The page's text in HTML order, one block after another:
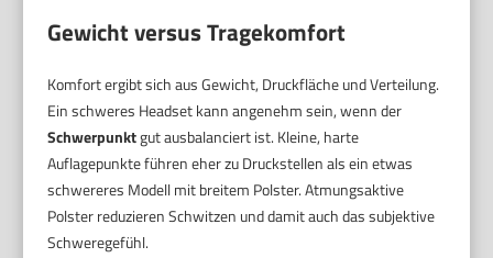
Gewicht versus Tragekomfort
Komfort ergibt sich aus Gewicht, Druckfläche und Verteilung.
Ein schweres Headset kann angenehm sein, wenn der
Schwerpunktgut ausbalanciert ist. Kleine, harte
Auflagepunkte führen eher zu Druckstellen als ein etwas
schwereres Modell mit breitem Polster. Atmungsaktive
Polster reduzieren Schwitzen und damit auch das subjektive
Schweregefühl.